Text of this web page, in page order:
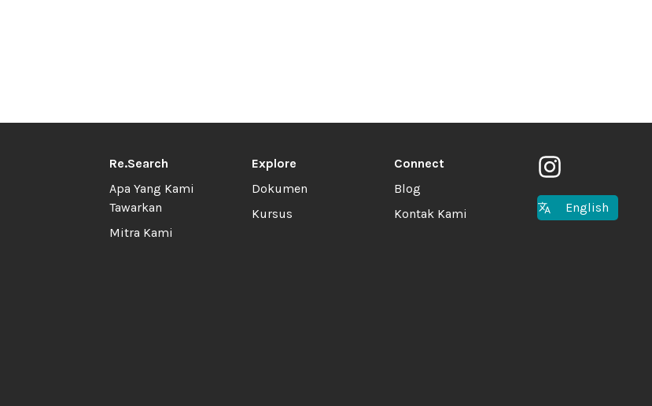
Re.Search
Apa Yang Kami
Tawarkan
Mitra Kami
Explore
Dokumen
Kursus
Connect
Blog
Kontak Kami
English